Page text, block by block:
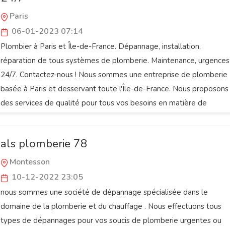
Paris
06-01-2023 07:14
Plombier à Paris et Île-de-France. Dépannage, installation,
réparation de tous systèmes de plomberie. Maintenance, urgences
24/7. Contactez-nous ! Nous sommes une entreprise de plomberie
basée à Paris et desservant toute l'Île-de-France. Nous proposons
des services de qualité pour tous vos besoins en matière de
als plomberie 78
Montesson
10-12-2022 23:05
nous sommes une société de dépannage spécialisée dans le
domaine de la plomberie et du chauffage . Nous effectuons tous
types de dépannages pour vos soucis de plomberie urgentes ou